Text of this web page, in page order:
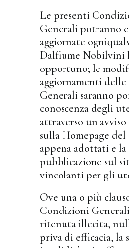
Le presenti
Generali potranno
aggiornate
Dalfiume Nobilvini
opportuno; le
aggiornamenti
Generali saranno
conoscenza degli
attraverso un
sulla Homepage
appena adottati e la
pubblicazione sul
vincolanti per gli
Ove una o più
Condizioni Generali
ritenuta illecita,
priva di efficacia, la